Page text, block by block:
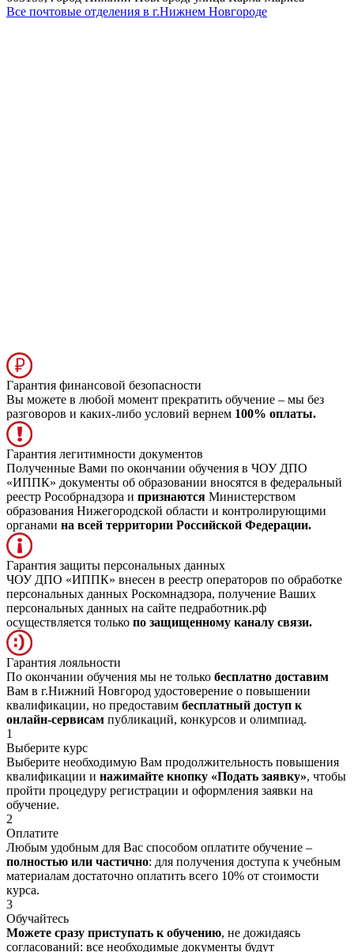
Все почтовые отделения в г.Нижнем Новгороде
Гарантия финансовой безопасности
Вы можете в любой момент прекратить обучение – мы без
разговоров и каких-либо условий вернем 100% оплаты.
Гарантия легитимности документов
Полученные Вами по окончании обучения в ЧОУ ДПО
«ИППК» документы об образовании вносятся в федеральный
реестр Рособрнадзора и признаются Министерством
образования Нижегородской области и контролирующими
органами на всей территории Российской Федерации.
Гарантия защиты персональных данных
ЧОУ ДПО «ИППК» внесен в реестр операторов по обработке
персональных данных Роскомнадзора, получение Ваших
персональных данных на сайте педработник.рф
осуществляется только по защищенному каналу связи.
Гарантия лояльности
По окончании обучения мы не только бесплатно доставим
Вам в г.Нижний Новгород удостоверение о повышении
квалификации, но предоставим бесплатный доступ к
онлайн-сервисам публикаций, конкурсов и олимпиад.
1
Выберите курс
Выберите необходимую Вам продолжительность повышения
квалификации и нажимайте кнопку «Подать заявку», чтобы
пройти процедуру регистрации и оформления заявки на
обучение.
2
Оплатите
Любым удобным для Вас способом оплатите обучение –
полностью или частично: для получения доступа к учебным
материалам достаточно оплатить всего 10% от стоимости
курса.
3
Обучайтесь
Можете сразу приступать к обучению, не дожидаясь
согласований: все необходимые документы будут